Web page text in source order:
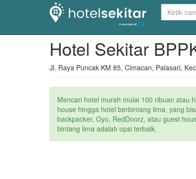
Hotel Sekitar
Jl. Raya Puncak KM 85, Cimacan, Palasari,
Mencari hotel murah mulai 100 ribuan atau
house hingga hotel berbintang lima, yang
backpacker, Oyo, RedDoorz, atau guest
bintang lima adalah opsi terbaik.